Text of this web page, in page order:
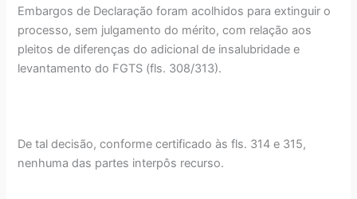
Embargos de Declaração foram acolhidos para extinguir o
processo, sem julgamento do mérito, com relação aos
pleitos de diferenças do adicional de insalubridade e
levantamento do FGTS (fls. 308/313).
De tal decisão, conforme certificado às fls. 314 e 315,
nenhuma das partes interpôs recurso.